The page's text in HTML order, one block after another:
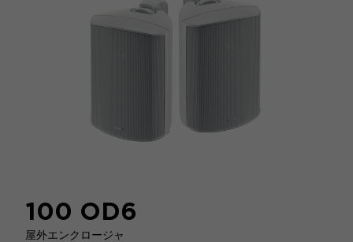
100 OD6
屋外エンクロージャ